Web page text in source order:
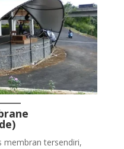
membran tersendiri,